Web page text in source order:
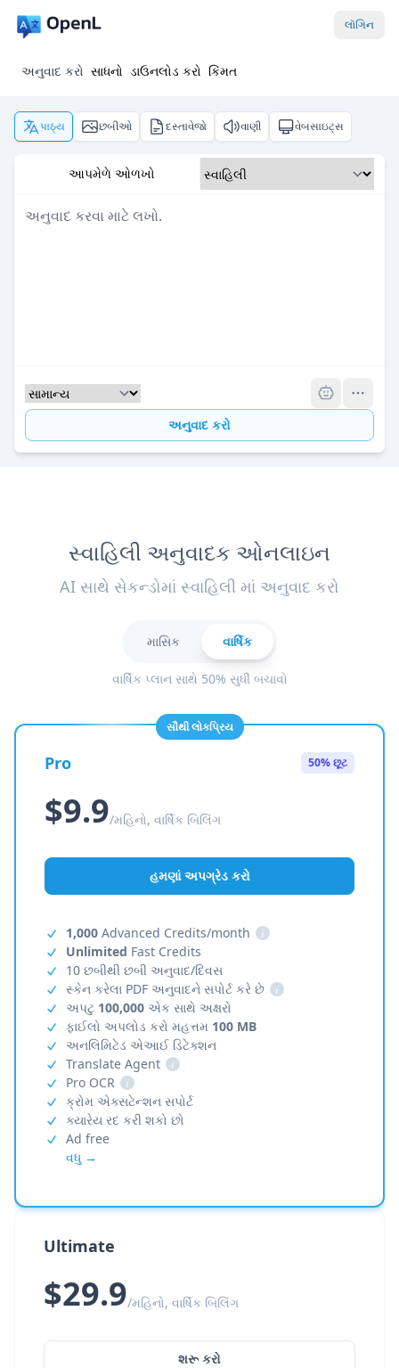
લૉગિન
અનુવાદ કરો સાધનો ડાઉનલોડ કરો કિંમત
પાઠ્ય છબીઓ દસ્તાવેજો વાણી વેબસાઇટ્સ
આપમેળે ઓળખો
અનુવાદ કરો
સ્વાહિલી અનુવાદક ઓનલાઇન
AI સાથે સેકન્ડોમાં સ્વાહિલી માં અનુવાદ કરો
માસિક વાર્ષિક
વાર્ષિક પ્લાન સાથે 50% સુધી બચાવો
સૌથી લોકપ્રિય
Pro 50% છૂટ
$9.9/મહિનો, વાર્ષિક બિલિંગ
હમણાં અપગ્રેડ કરો
1,000 Advanced Credits/month
i
Unlimited Fast Credits
10 છબીથી છબી અનુવાદ/દિવસ
સ્કેન કરેલા PDF અનુવાદને સપોર્ટ કરે છે
i
અપટુ 100,000 એક સાથે અક્ષરો
ફાઈલો અપલોડ કરો મહત્તમ 100 MB
અનલિમિટેડ એઆઈ ડિટેક્શન
Translate Agent
i
Pro OCR
i
ક્રોમ એક્સટેન્શન સપોર્ટ
ક્યારેય રદ કરી શકો છો
Ad free
વધુ →
Ultimate
$29.9/મહિનો, વાર્ષિક બિલિંગ
શરૂ કરો